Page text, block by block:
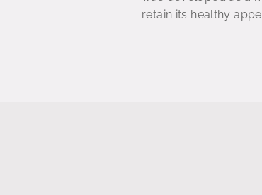
retain its healthy